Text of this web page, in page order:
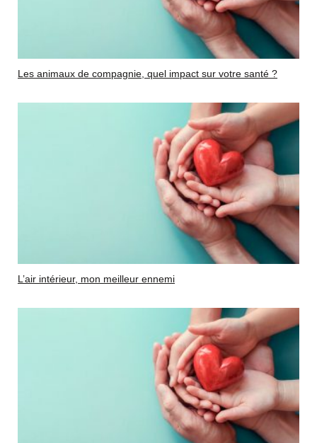
Les animaux de compagnie, quel impact sur votre santé ?
L’air intérieur, mon meilleur ennemi